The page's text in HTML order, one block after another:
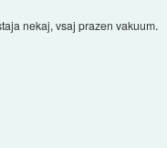
nekaj, vsaj prazen vakuum.